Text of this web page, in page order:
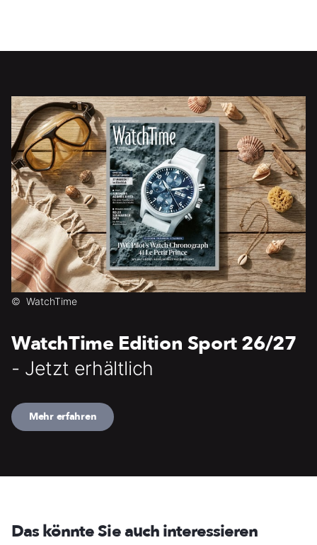
© WatchTime
WatchTime Edition Sport 26/27
- Jetzt erhältlich
Mehr erfahren
Das könnte Sie auch interessieren